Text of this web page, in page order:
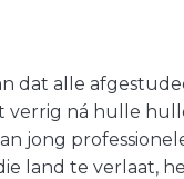
dat alle
verrig ná hulle
jong
land te verlaat,